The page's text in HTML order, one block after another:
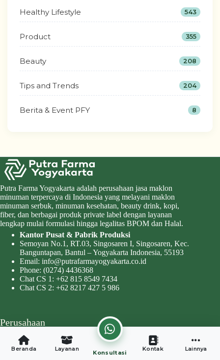
Healthy Lifestyle 543
Product 355
Beauty 208
Tips and Trends 204
Berita & Event PFY 8
Putra Farma Yogyakarta adalah perusahaan jasa maklon
minuman terpercaya di Indonesia yang melayani maklon
minuman serbuk, minuman kesehatan, beauty drink, kopi,
fiber, dan berbagai produk private label dengan layanan
lengkap mulai formulasi hingga legalitas BPOM dan Halal.
Kantor Pusat & Pabrik Produksi
Semoyan No.1, RT.03, Singosaren I, Singosaren, Kec.
Banguntapan, Bantul – Yogyakarta Indonesia, 55193
Email: info@putrafarmayogyakarta.co.id
Phone: (0274) 4436368
Chat CS 1: +62 815 8549 7434
Chat CS 2: +62 8217 427 5 986
Perusahaan
Tentang Kami
Mengapa PFY
Beranda Layanan
Konsultasi
Kontak Lainnya